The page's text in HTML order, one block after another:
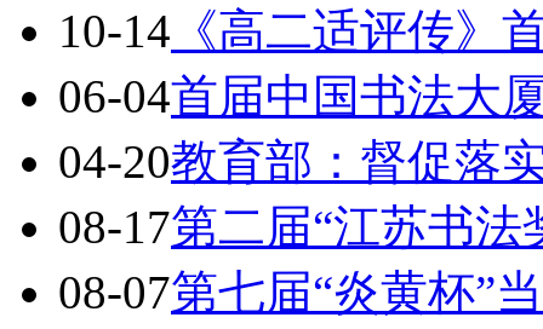
10-14 《高二适评传》
06-04首届中国书法大
04-20教育部：督促落
08-17第二届“江苏书
08-07第七届“炎黄杯”